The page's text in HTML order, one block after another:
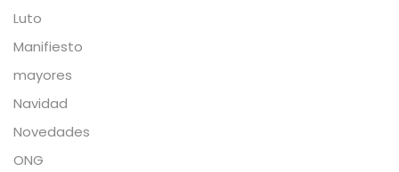
Luto
Manifiesto
mayores
Navidad
Novedades
ONG